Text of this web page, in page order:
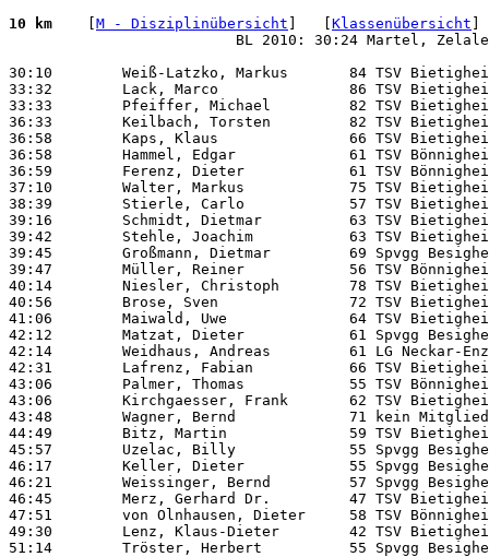
10 km
M - Disziplinübersicht Klassenübersicht
BL 2010: 30:24 Martel,
30:10        Weiß-Latzko, Markus       84 TSV
33:32        Lack, Marco               86 TSV
33:33        Pfeiffer, Michael         82 TSV
36:33        Keilbach, Torsten         82 TSV
36:58        Kaps, Klaus               66 TSV
36:58        Hammel, Edgar             61 TSV
36:59        Ferenz, Dieter            61 TSV
37:10        Walter, Markus            75 TSV
38:39        Stierle, Carlo            57 TSV
39:16        Schmidt, Dietmar          63 TSV
39:42        Stehle, Joachim           63 TSV
39:45        Großmann, Dietmar         69 Spvgg
39:47        Müller, Reiner            56 TSV
40:14        Niesler, Christoph        78 TSV
40:56        Brose, Sven               72 TSV
41:06        Maiwald, Uwe              64 TSV
42:12        Matzat, Dieter            61 Spvgg
42:14        Weidhaus, Andreas         61 LG
42:31        Lafrenz, Fabian           66 TSV
43:06        Palmer, Thomas            55 TSV
43:06        Kirchgaesser, Frank       62 TSV
43:48        Wagner, Bernd             71 kein
44:49        Bitz, Martin              59 TSV
45:57        Uzelac, Billy             55 Spvgg
46:17        Keller, Dieter            55 Spvgg
46:21        Weissinger, Bernd         57 Spvgg
46:45        Merz, Gerhard Dr.         47 TSV
47:51        von Olnhausen, Dieter     58 TSV
49:30        Lenz, Klaus-Dieter        42 TSV
51:14        Tröster, Herbert          55 Spvgg